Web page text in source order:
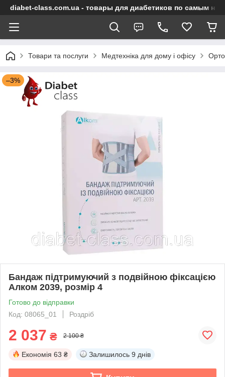
diabet-class.com.ua - товары для диабетиков по самым
Товари та послуги Медтехніка для дому і офісу
–3%
Бандаж підтримуючий з подвійною фіксацією
Алком 2039, розмір 4
Готово до відправки
Код: 08065_01
Роздріб
2 037 ₴ 2 100 ₴
Економія 63 ₴ Залишилось 9 днів